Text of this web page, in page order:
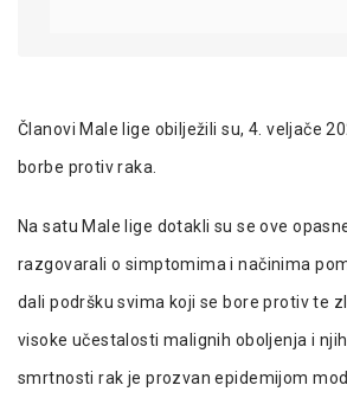
Članovi Male lige obilježili su, 4. veljače
borbe protiv raka.
Na satu Male lige dotakli su se ove
razgovarali o simptomima i načinima
dali podršku svima koji se bore protiv te
visoke učestalosti malignih oboljenja i
smrtnosti rak je prozvan epidemijom